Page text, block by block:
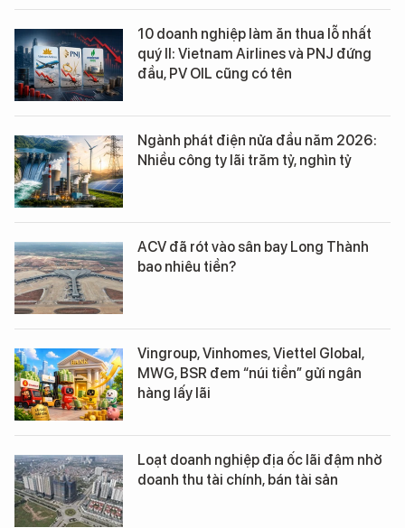
10 doanh nghiệp làm ăn thua lỗ nhất
quý II: Vietnam Airlines và PNJ đứng
đầu, PV OIL cũng có tên
Ngành phát điện nửa đầu năm 2026:
Nhiều công ty lãi trăm tỷ, nghìn tỷ
ACV đã rót vào sân bay Long Thành
bao nhiêu tiền?
Vingroup, Vinhomes, Viettel Global,
MWG, BSR đem “núi tiền” gửi ngân
hàng lấy lãi
Loạt doanh nghiệp địa ốc lãi đậm nhờ
doanh thu tài chính, bán tài sản